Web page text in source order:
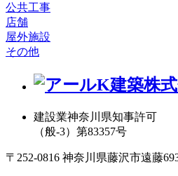
公共工事
店舗
屋外施設
その他
建設業神奈川県知事許可
（般-3）第83357号
〒252-0816 神奈川県藤沢市遠藤